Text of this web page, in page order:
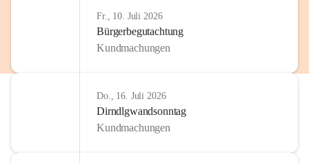
Fr., 10. Juli 2026
Bürgerbegutachtung
Kundmachungen
Do., 16. Juli 2026
Dirndlgwandsonntag
Kundmachungen